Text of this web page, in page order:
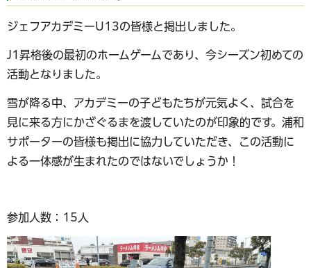
ジェフアカデミーU13の皆様と掲出しました。
J1昇格後の最初のホームゲームであり、今シーズン初めての
活動となりました。
雪が降る中、アカデミーの子どもたちが元気よく、試合を
見に来る方にかざぐるまを渡していたのが印象的です。浦和
サポーターの皆様も掲出に協力していただき、この活動に
よる一体感が生まれたのではないでしょうか！
参加人数：15人